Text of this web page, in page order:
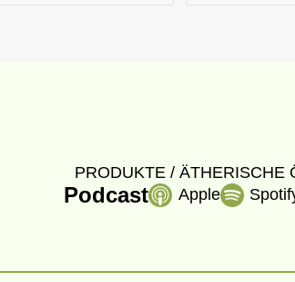
PRODUKTE / ÄTHERISCHE
Podcast Apple